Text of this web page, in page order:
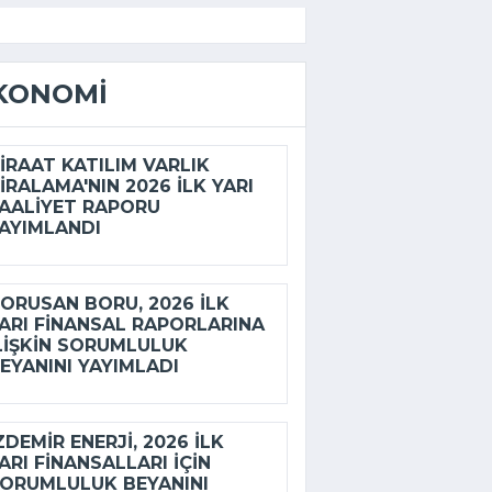
KATILIM VARLIK
2026 ILK YARI
RAPORU
BORU, 2026 ILK
FINANSAL RAPORLARINA
SORUMLULUK
YAYIMLADI
ENERJI, 2026 ILK
FINANSALLARI IÇIN
BEYANINI